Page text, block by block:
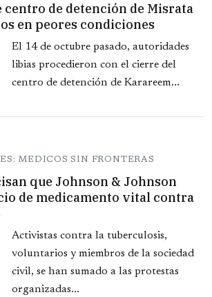
centro de detención de Misrata
en peores condiciones
El 14 de octubre pasado, autoridades
libias procedieron con el cierre del
centro de detención de Karareem...
MEDICOS SIN FRONTERAS
que Johnson & Johnson
de medicamento vital contra
Activistas contra la tuberculosis,
voluntarios y miembros de la sociedad
civil, se han sumado a las protestas
organizadas...